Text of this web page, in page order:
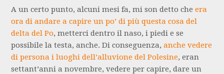
A un certo punto, alcuni mesi fa, mi son detto cheera
ora di andare a capire un po’ di più questa cosa del
delta del Po, metterci dentro il naso, i piedi e se
possibile la testa, anche. Di conseguenza,anche vedere
di persona i luoghi dell’alluvione del Polesine, eran
settant’anni a novembre, vedere per capire, dare un